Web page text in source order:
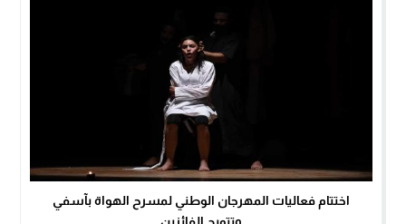
اختتام فعاليات المهرجان الوطني لمسرح الهواة بآسفي